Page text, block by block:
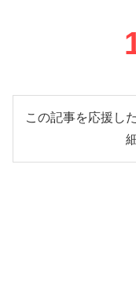
この記事を応援し